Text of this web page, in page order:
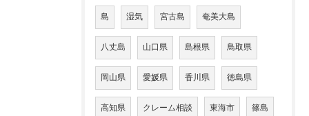
島 湿気 宮古島 奄美大島
八丈島 山口県 島根県 鳥取県
岡山県 愛媛県 香川県 徳島県
高知県 クレーム相談 東海市 篠島